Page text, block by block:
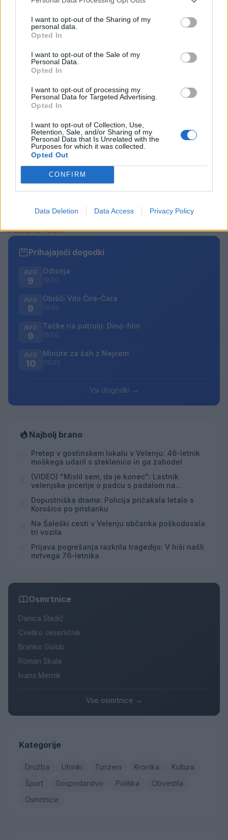
I want to opt-out of the Sharing of my
personal data.
Opted In
I want to opt-out of the Sale of my
Personal Data.
Opted In
I want to opt-out of processing my
Personal Data for Targeted Advertising.
Opted In
I want to opt-out of Collection, Use,
Retention, Sale, and/or Sharing of my
Personal Data that Is Unrelated with the
Purposes for which it was collected.
Opted Out
CONFIRM
Data Deletion Data Access Privacy Policy
iz Policijske uprave Celje.
poročala Milena Trbulin, predstavnica za odnose
z javnostmi in samostojna policijska
inšpektorica.
Opozorilo:Po 297. členu Kazenskega zakonika je
sovraštva, nasilja ali nestrpnosti. Komentarji z žaljivimi,
rasističnimi, diskriminatornimi ali nezakonitimi vsebinami
Failed to fetch
Prihajajoči dogodki
AVG
9
Odiseja
19:00
AVG
9
Obišči Vilo Čira-Čara
10:00
AVG
9
Tačke na patrulji: Dino-film
16:00
AVG
10
Minute za šah z Nejcem
09:00
Vsi dogodki →
Najbolj brano
Pretep v gostinskem lokalu v Velenju: 46-letnik
moškega udaril s steklenico in ga zabodel
(VIDEO) "Mislil sem, da je konec": Lastnik
velenjske picerije o padcu s padalom na
Dopustniška drama: Policija pričakala letalo s
Korošico po pristanku
Na Šaleški cesti v Velenju občanka poškodovala
tri vozila
Prijava pogrešanja razkrila tragedijo: V hiši našli
mrtvega 76-letnika
Osmrtnice
Danica Sladič
Cvetko Jeseničnik
Branko Golob
Roman Skale
Ivana Mernik
Vse osmrtnice →
Kategorije
Družba Utrinki Turizem Kronika
Kultura
Šport
Gospodarstvo Politika
Obvestila
Osmrtnice